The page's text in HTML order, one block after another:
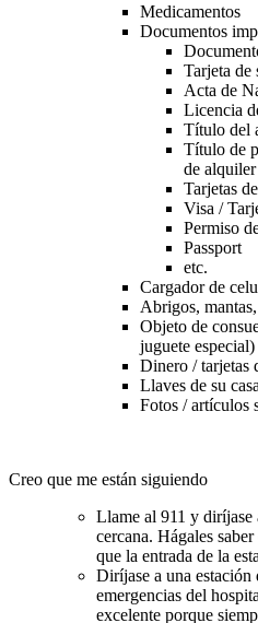
Medicamentos
Documentos
Tarjeta de
Acta de
Licencia
Título del
Título de
de alquiler
Tarjetas
Visa /
Permiso
Passport
etc.
Cargador de
Abrigos,
Objeto de
juguete
Dinero / tarjetas
Llaves de su
Fotos / artículos
Creo que me están siguiendo
Llame al 911 y diríjase
cercana. Hágales
que la entrada de la
Diríjase a una estación
emergencias del
excelente porque